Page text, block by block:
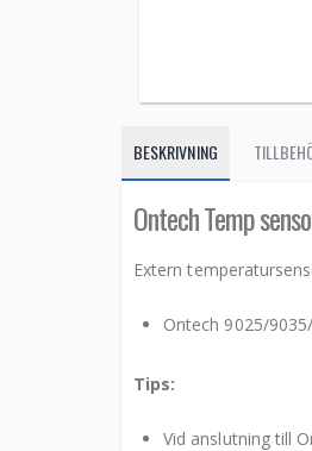
BESKRIVNING
Ontech Temp
Extern
Ontech 9025/
Tips:
Vid anslutning till